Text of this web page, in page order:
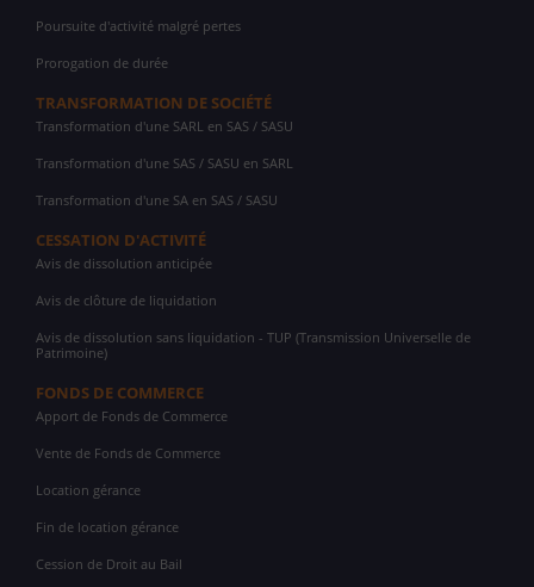
Poursuite d'activité malgré pertes
Prorogation de durée
TRANSFORMATION DE SOCIÉTÉ
Transformation d'une SARL en SAS / SASU
Transformation d'une SAS / SASU en SARL
Transformation d'une SA en SAS / SASU
CESSATION D'ACTIVITÉ
Avis de dissolution anticipée
Avis de clôture de liquidation
Avis de dissolution sans liquidation - TUP (Transmission Universelle de
Patrimoine)
FONDS DE COMMERCE
Apport de Fonds de Commerce
Vente de Fonds de Commerce
Location gérance
Fin de location gérance
Cession de Droit au Bail